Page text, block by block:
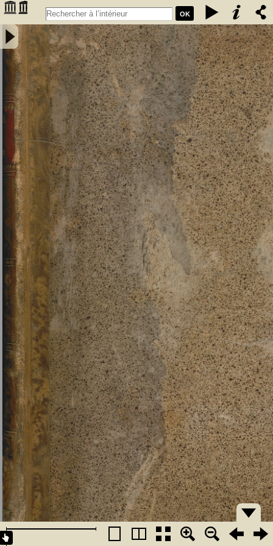
OK
Manuel du pilote de la mer Méditerranée, ou description des côtes
d'Espagne, de France, d'Italie et d'Afrique dans la Méditerranée
depuis le détroit de Gibraltar jusqu'au cap Bon pour l'Afrique, et
jusqu'en dehors du détroit de Messine pour l'Europe. Traduit pour la
côte d'Espagne et la partie correspondante de la Côte de Barbarie,
du Derrotero ou Routier espagnol de Tofino; Rédigé pour le reste par
L.-S. Baudin, lieutenant de vaisseau, chevalier de Saint-Louis... -
Baudin, Louis Stanislas (1788-1870). Auteur